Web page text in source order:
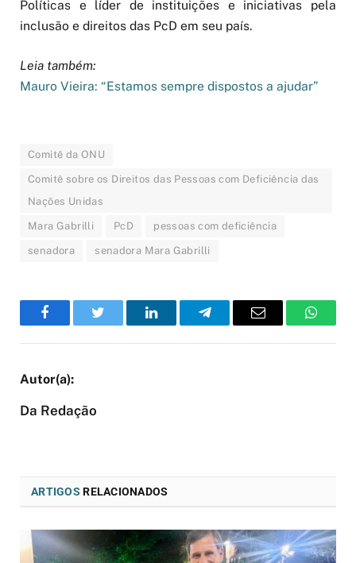
Políticas e líder de instituições e iniciativas pela
inclusão e direitos das PcD em seu país.
Leia também:
Mauro Vieira: “Estamos sempre dispostos a ajudar”
Comitê da ONU
Comitê sobre os Direitos das Pessoas com Deficiência das
Nações Unidas
Mara Gabrilli PcD pessoas com deficiência
senadora senadora Mara Gabrilli
FacebookTwitter LinkedInTelegramEmail
Da Redação
ARTIGOS RELACIONADOS